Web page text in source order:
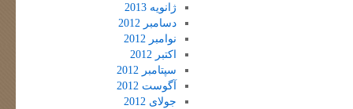
ژانویه 2013
دسامبر 2012
نوامبر 2012
اکتبر 2012
سپتامبر 2012
آگوست 2012
جولای 2012